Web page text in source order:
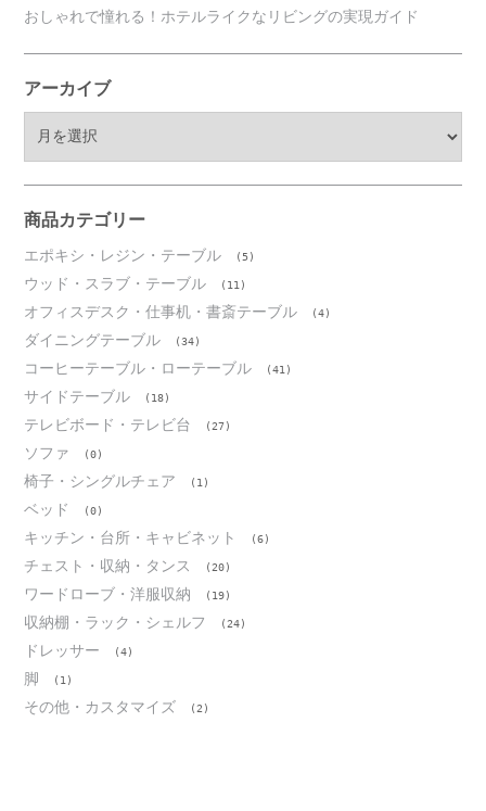
おしゃれで憧れる！ホテルライクなリビングの実現ガイド
アーカイブ
ブ
商品カテゴリー
エポキシ・レジン・テーブル (5)
ウッド・スラブ・テーブル (11)
オフィスデスク・仕事机・書斎テーブル (4)
ダイニングテーブル (34)
コーヒーテーブル・ローテーブル (41)
サイドテーブル (18)
テレビボード・テレビ台 (27)
ソファ (0)
椅子・シングルチェア (1)
ベッド (0)
キッチン・台所・キャビネット (6)
チェスト・収納・タンス (20)
ワードローブ・洋服収納 (19)
収納棚・ラック・シェルフ (24)
ドレッサー (4)
脚 (1)
その他・カスタマイズ (2)